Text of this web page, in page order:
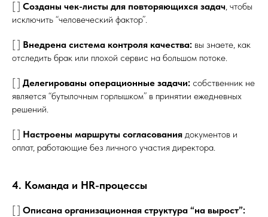
[ ] Созданы чек-листы для повторяющихся задач, чтобы
исключить “человеческий фактор”.
[ ] Внедрена система контроля качества: вы знаете, как
отследить брак или плохой сервис на большом потоке.
[ ] Делегированы операционные задачи: собственник не
является “бутылочным горлышком” в принятии ежедневных
решений.
[ ] Настроены маршруты согласования документов и
оплат, работающие без личного участия директора.
4. Команда и HR-процессы
[ ] Описана организационная структура “на вырост”: